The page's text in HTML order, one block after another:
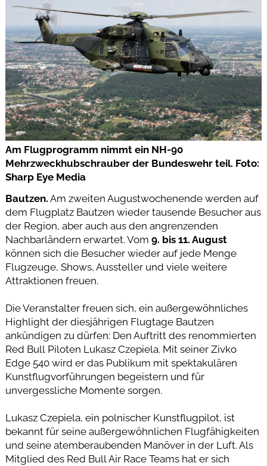
Am Flugprogramm nimmt ein NH-90
Mehrzweckhubschrauber der Bundeswehr teil. Foto:
Sharp Eye Media
Bautzen. Am zweiten Augustwochenende werden auf
dem Flugplatz Bautzen wieder tausende Besucher aus
der Region, aber auch aus den angrenzenden
Nachbarländern erwartet. Vom 9. bis 11. August
können sich die Besucher wieder auf jede Menge
Flugzeuge, Shows, Aussteller und viele weitere
Attraktionen freuen.
Die Veranstalter freuen sich, ein außergewöhnliches
Highlight der diesjährigen Flugtage Bautzen
ankündigen zu dürfen: Den Auftritt des renommierten
Red Bull Piloten Lukasz Czepiela. Mit seiner Zivko
Edge 540 wird er das Publikum mit spektakulären
Kunstflugvorführungen begeistern und für
unvergessliche Momente sorgen.
Lukasz Czepiela, ein polnischer Kunstflugpilot, ist
bekannt für seine außergewöhnlichen Flugfähigkeiten
und seine atemberaubenden Manöver in der Luft. Als
Mitglied des Red Bull Air Race Teams hat er sich